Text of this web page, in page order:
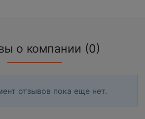
о компании (0)
отзывов пока еще нет.